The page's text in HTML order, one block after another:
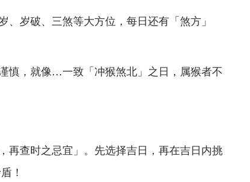
、岁破、三煞等大方位，每日还有「煞方」
慎，就像…一致「冲猴煞北」之日，属猴者不
再查时之忌宜」 。先选择吉日，再在吉日内挑
！